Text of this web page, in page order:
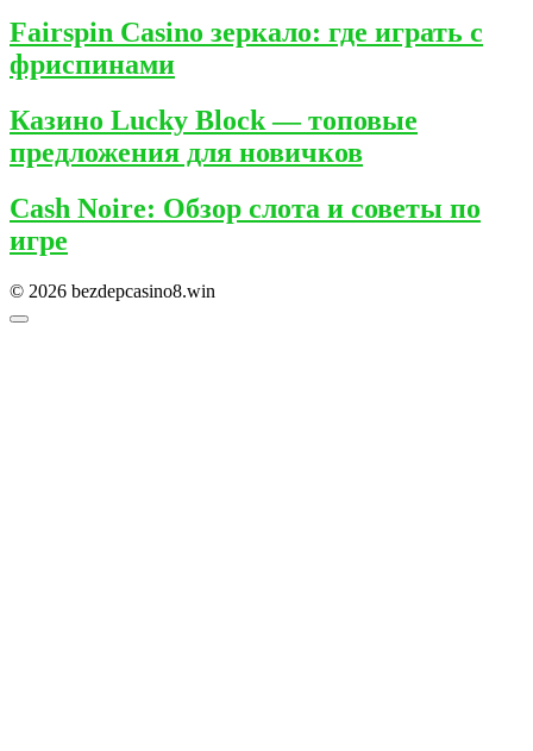
Fairspin Casino зеркало: где играть с
фриспинами
Казино Lucky Block — топовые
предложения для новичков
Cash Noire: Обзор слота и советы по
игре
© 2026 bezdepcasino8.win